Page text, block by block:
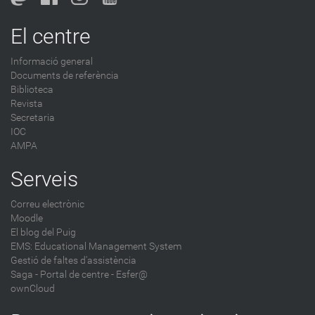
o
-
El centre
Informació general
Documents de referència
Biblioteca
Revista
Secretaria
IOC
AMPA
Serveis
Correu electrònic
Moodle
El blog del Puig
EMS: Educational Management System
Gestió de faltes d'assistència
Saga - Portal de centre - Esfer@
ownCloud